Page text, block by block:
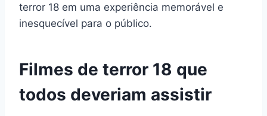
terror 18 em uma experiência memorável e
inesquecível para o público.
Filmes de terror 18 que
todos deveriam assistir